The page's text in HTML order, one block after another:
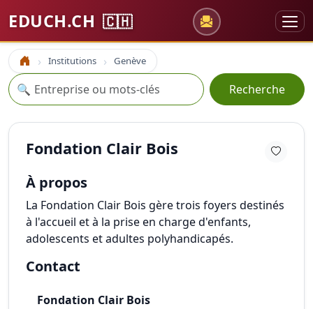
EDUCH.CH 🇨🇭
Accueil Institutions Genève
Recherche
🔍 Recherche
Fondation Clair Bois
À propos
La Fondation Clair Bois gère trois foyers destinés
à l'accueil et à la prise en charge d'enfants,
adolescents et adultes polyhandicapés.
Contact
Fondation Clair Bois